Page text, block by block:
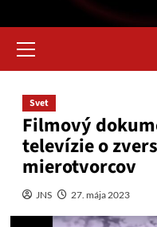
Menu
Svet
Filmový
televízie o
mierotvorcov
JNS 27. mája 2023